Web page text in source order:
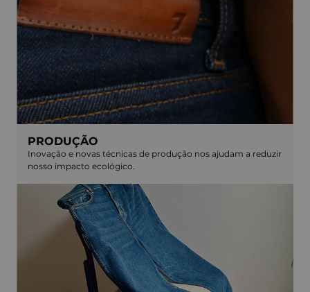
PRODUÇÃO
Inovação e novas técnicas de produção nos ajudam a reduzir
nosso impacto ecológico.